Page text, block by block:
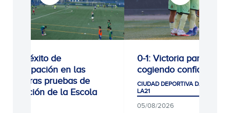
Gran éxito de
participación en las
primeras pruebas de
selección de la Escola
0-1: Victoria para
cogiendo confianza
CIUDAD DEPORTIVA DANI
LA21
05/08/2026